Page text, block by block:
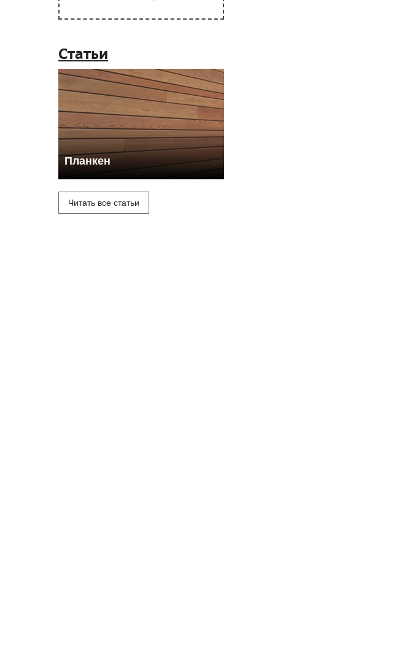
Статьи
Планкен
Читать все статьи